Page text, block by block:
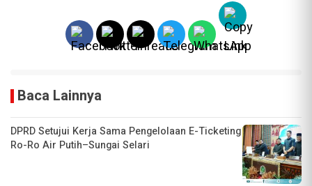
Baca Lainnya
DPRD Setujui Kerja Sama Pengelolaan E-Ticketing
Ro-Ro Air Putih–Sungai Selari